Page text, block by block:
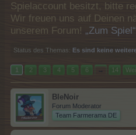
Spielaccount besitzt, bitte
Wir freuen uns auf Deinen
unserem Forum! „Zum Spiel“
Status des Themas: Es sind keine
1 2 3 4 5 6 → 14
BleNoir
Forum Moderator
Team Farmerama DE